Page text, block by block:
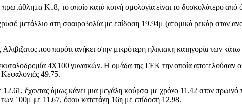
Κ18, το οποίο κατά κοινή ομολογία είναι το δυσκολότερο
μετάλλιο στη σφαιροβολία με επίδοση 19.94μ (ατομικό ρεκόρ στον
που παρότι ανήκει στην μικρότερη ηλικιακή κατηγορία των
4Χ100 γυναικών. Η ομάδα της ΓΕΚ την οποία αποτελούσαν
49.75.
έχοντας όμως κάνει μια μεγάλη κούρσα με χρόνο 11.42 στον
100μ με 11.67, όπου κατετάγη 16η με επίδοση 12.98.